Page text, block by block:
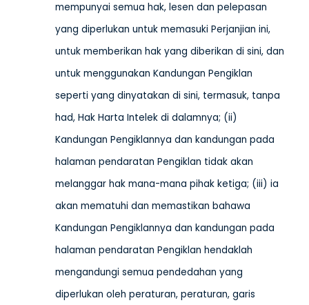
mempunyai semua hak, lesen dan pelepasan
yang diperlukan untuk memasuki Perjanjian ini,
untuk memberikan hak yang diberikan di sini, dan
untuk menggunakan Kandungan Pengiklan
seperti yang dinyatakan di sini, termasuk, tanpa
had, Hak Harta Intelek di dalamnya; (ii)
Kandungan Pengiklannya dan kandungan pada
halaman pendaratan Pengiklan tidak akan
melanggar hak mana-mana pihak ketiga; (iii) ia
akan mematuhi dan memastikan bahawa
Kandungan Pengiklannya dan kandungan pada
halaman pendaratan Pengiklan hendaklah
mengandungi semua pendedahan yang
diperlukan oleh peraturan, peraturan, garis